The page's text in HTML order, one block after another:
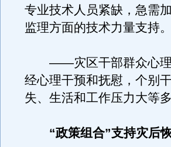
专业技术人员紧缺，急需
监理方面的技术力量支持。
——灾区干部群众心理
经心理干预和抚慰，个别
失、生活和工作压力大等
“政策组合”支持灾后